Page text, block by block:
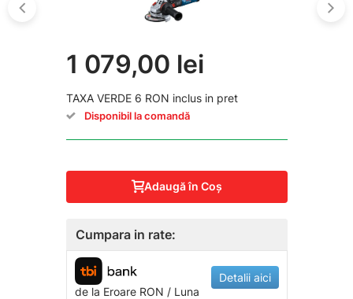
1 079,00 lei
TAXA VERDE 6 RON inclus in pret
Disponibil la comandă
Adaugă în Coş
Cumpara in rate:
de la EroareRON / Luna
Detalii aici